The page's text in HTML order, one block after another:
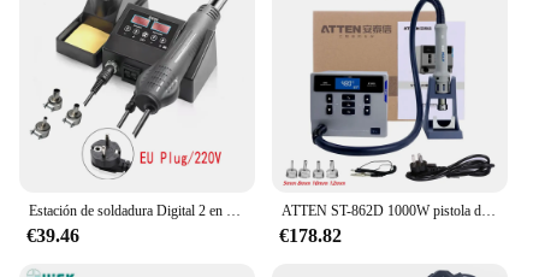
€39.46
ATTEN ST-862D 1000W pistola de aire caliente pantalla Digital Estación de Reparación BGA Estación de Desoldar de reparación automática del sueño 110V / 220V
€178.82